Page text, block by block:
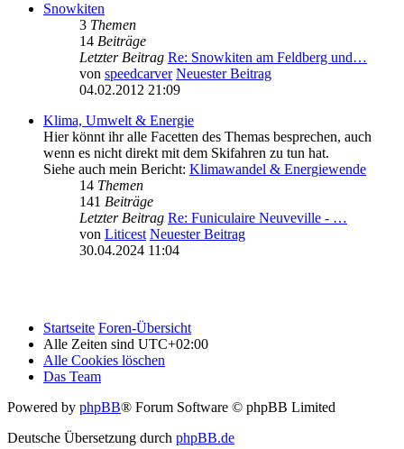
Snowkiten
3 Themen
14 Beiträge
Letzter Beitrag Re: Snowkiten am Feldberg und…
von speedcarver Neuester Beitrag
04.02.2012 21:09
Klima, Umwelt & Energie
Hier könnt ihr alle Facetten des Themas besprechen, auch
wenn es nicht direkt mit dem Skifahren zu tun hat.
Siehe auch mein Bericht: Klimawandel & Energiewende
14 Themen
141 Beiträge
Letzter Beitrag Re: Funiculaire Neuveville - …
von Liticest Neuester Beitrag
30.04.2024 11:04
Startseite Foren-Übersicht
Alle Zeiten sind UTC+02:00
Alle Cookies löschen
Das Team
Powered by phpBB® Forum Software © phpBB Limited
Deutsche Übersetzung durch phpBB.de